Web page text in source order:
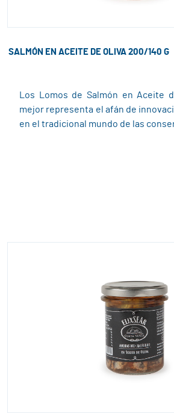
SALMÓN EN ACEITE DE OLIVA 200/140 G
Los Lomos de Salmón en Aceite
mejor representa el afán de
en el tradicional mundo de las